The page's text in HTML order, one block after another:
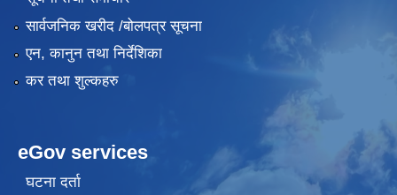
सार्वजनिक खरीद /बोलपत्र सूचना
एन, कानुन तथा निर्देशिका
कर तथा शुल्कहरु
eGov services
घटना दर्ता